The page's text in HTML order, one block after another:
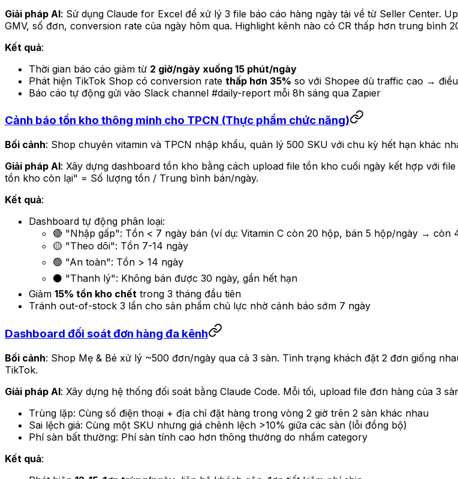
Giải pháp AI: Sử dụng Claude for Excel để xử lý 3 file báo cáo hàng ngày tải về từ Seller Center.
GMV, số đơn, conversion rate của ngày hôm qua. Highlight kênh nào có CR thấp hơn trung bình
Kết quả:
Thời gian báo cáo giảm từ 2 giờ/ngày xuống 15 phút/ngày
Phát hiện TikTok Shop có conversion rate thấp hơn 35% so với Shopee dù traffic cao →
Báo cáo tự động gửi vào Slack channel #daily-report mỗi 8h sáng qua Zapier
Cảnh báo tồn kho thông minh cho TPCN (Thực phẩm chức năng)
Bối cảnh: Shop chuyên vitamin và TPCN nhập khẩu, quản lý 500 SKU với chu kỳ hết hạn khác
Giải pháp AI: Xây dựng dashboard tồn kho bằng cách upload file tồn kho cuối ngày kết hợp với
tồn kho còn lại" = Số lượng tồn / Trung bình bán/ngày.
Kết quả:
Dashboard tự động phân loại:
🔴 "Nhập gấp": Tồn < 7 ngày bán (ví dụ: Vitamin C còn 20 hộp, bán 5 hộp/ngày → còn
🟡 "Theo dõi": Tồn 7-14 ngày
🟢 "An toàn": Tồn > 14 ngày
⚫ "Thanh lý": Không bán được 30 ngày, gần hết hạn
Giảm 15% tồn kho chết trong 3 tháng đầu tiên
Tránh out-of-stock 3 lần cho sản phẩm chủ lực nhờ cảnh báo sớm 7 ngày
Dashboard đối soát đơn hàng đa kênh
Bối cảnh: Shop Mẹ & Bé xử lý ~500 đơn/ngày qua cả 3 sàn. Tình trạng khách đặt 2 đơn giống
TikTok.
Giải pháp AI: Xây dựng hệ thống đối soát bằng Claude Code. Mỗi tối, upload file đơn hàng của 3
Trùng lặp: Cùng số điện thoại + địa chỉ đặt hàng trong vòng 2 giờ trên 2 sàn khác nhau
Sai lệch giá: Cùng một SKU nhưng giá chênh lệch >10% giữa các sàn (lỗi đồng bộ)
Phí sàn bất thường: Phí sàn tính cao hơn thông thường do nhầm category
Kết quả: